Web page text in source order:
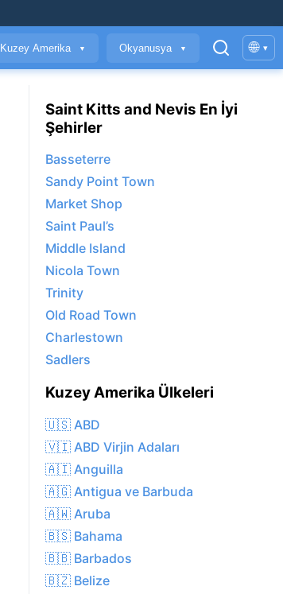
Kuzey Amerika ▼ Okyanusya ▼ 🌐 ▾
Saint Kitts and Nevis En İyi
Şehirler
Basseterre
Sandy Point Town
Market Shop
Saint Paul’s
Middle Island
Nicola Town
Trinity
Old Road Town
Charlestown
Sadlers
Kuzey Amerika Ülkeleri
🇺🇸 ABD
🇻🇮 ABD Virjin Adaları
🇦🇮 Anguilla
🇦🇬 Antigua ve Barbuda
🇦🇼 Aruba
🇧🇸 Bahama
🇧🇧 Barbados
🇧🇿 Belize